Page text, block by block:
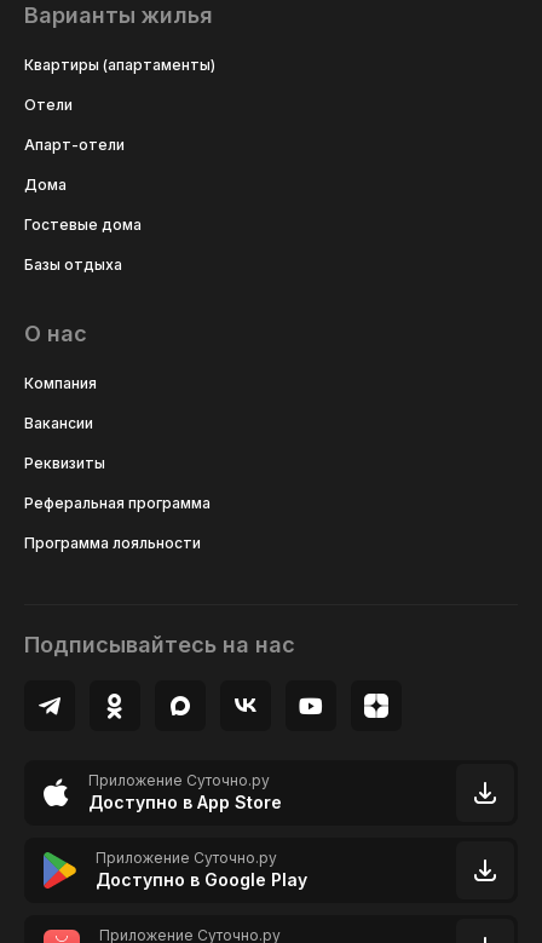
Варианты жилья
Квартиры (апартаменты)
Отели
Апарт-отели
Дома
Гостевые дома
Базы отдыха
О нас
Компания
Вакансии
Реквизиты
Реферальная программа
Программа лояльности
Подписывайтесь на нас
Приложение Суточно.ру
Доступно в App Store
Приложение Суточно.ру
Доступно в Google Play
Приложение Суточно.ру